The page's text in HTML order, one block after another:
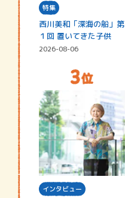
特集
西川美和「深海の船」第
１回 置いてきた子供
2026-08-06
インタビュー